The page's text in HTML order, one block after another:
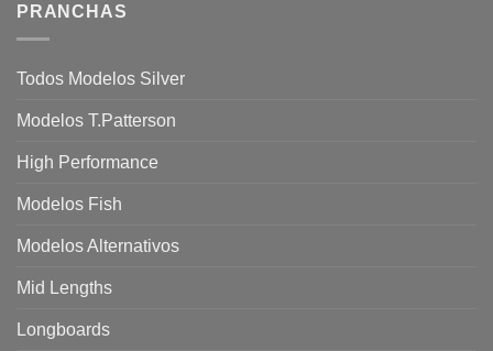
PRANCHAS
Todos Modelos Silver
Modelos T.Patterson
High Performance
Modelos Fish
Modelos Alternativos
Mid Lengths
Longboards